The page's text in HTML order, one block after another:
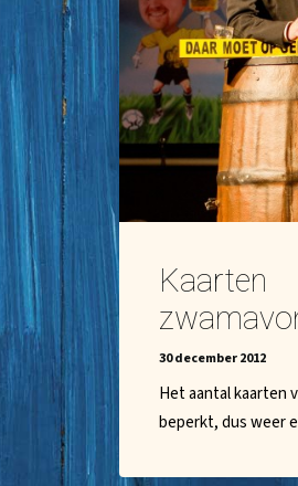
Kaarten
30 december 2012
Het aantal kaarten
beperkt, dus weer